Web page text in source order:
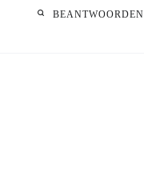
BEANTWOORDEN